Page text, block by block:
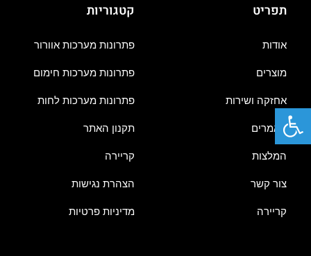
תפריט
אודות
מוצרים
אחזקה ושירות
מאמרים
המלצות
צור קשר
קריירה
קטגוריות
פתרונות מערכות אוורור
פתרונות מערכות חימום
פתרונות מערכות לחות
תקנון האתר
קריירה
הצהרת נגישות
מדיניות פרטיות
פתח סרגל נגישות